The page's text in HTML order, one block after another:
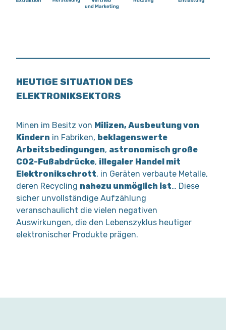
HEUTIGE SITUATION DES
ELEKTRONIKSEKTORS
Minen im Besitz von Milizen, Ausbeutung von
Kindern in Fabriken, beklagenswerte
Arbeitsbedingungen, astronomisch große
CO2-Fußabdrücke, illegaler Handel mit
Elektronikschrott, in Geräten verbaute Metalle,
deren Recycling nahezu unmöglich ist… Diese
sicher unvollständige Aufzählung
veranschaulicht die vielen negativen
Auswirkungen, die den Lebenszyklus heutiger
elektronischer Produkte prägen.